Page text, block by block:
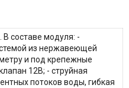
В составе модуля: -
из нержавеющей
и под крепежные
12В; - струйная
потоков воды, гибкая